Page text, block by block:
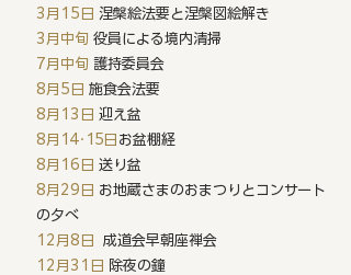
3月15日 涅槃絵法要と涅槃図絵解き
3月中旬 役員による境内清掃
7月中旬 護持委員会
8月5日 施食会法要
8月13日 迎え盆
8月 1 4・ 15日 お盆棚経
8月16日 送り盆
8月29日 お地蔵さまのおまつりと コンサート
の夕べ
12月8日 成道会早朝座禅会
12月31日
除夜の鐘